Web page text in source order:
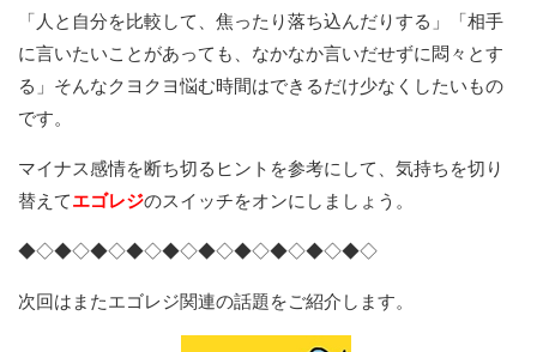
「人と自分を比較して、焦ったり落ち込んだりする」「相手
に言いたいことがあっても、なかなか言いだせずに悶々とす
る」そんなクヨクヨ悩む時間はできるだけ少なくしたいもの
です。
マイナス感情を断ち切るヒントを参考にして、気持ちを切り
替えてエゴレジのスイッチをオンにしましょう。
◆◇◆◇◆◇◆◇◆◇◆◇◆◇◆◇◆◇◆◇
次回はまたエゴレジ関連の話題をご紹介します。